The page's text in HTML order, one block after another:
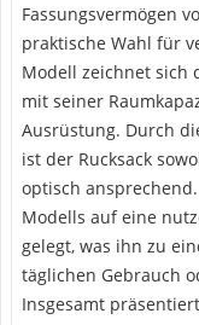
Fassungsvermögen
praktische Wahl für
Modell zeichnet sich
mit seiner
Ausrüstung. Durch
ist der Rucksack
optisch
Modells auf eine
gelegt, was ihn zu
täglichen Gebrauch
Insgesamt